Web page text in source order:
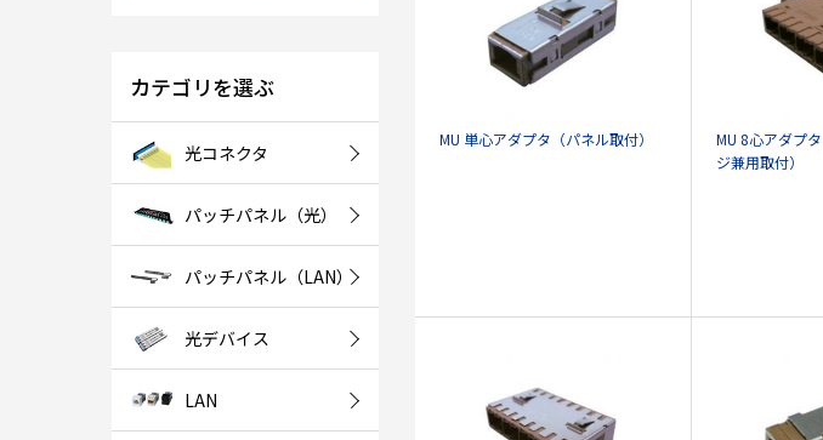
カテゴリを選ぶ
光コネクタ
パッチパネル（光）
パッチパネル（LAN）
光デバイス
LAN
MU 単心アダプタ（パネル取付）
MU 8心アダプ
ジ兼用取付）